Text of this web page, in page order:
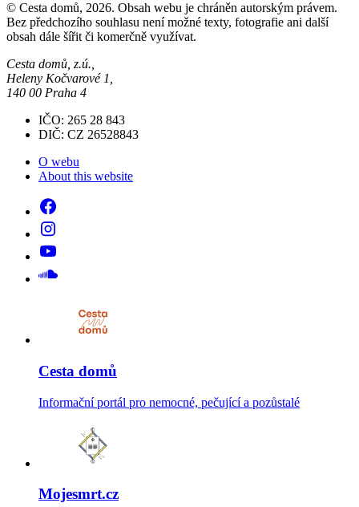
© Cesta domů, 2026. Obsah webu je chráněn autorským právem.
Bez předchozího souhlasu není možné texty, fotografie ani další
obsah dále šířit či komerčně využívat.
Cesta domů, z.ú.,
Heleny Kočvarové 1,
140 00 Praha 4
IČO: 265 28 843
DIČ: CZ 26528843
O webu
About this website
Cesta domů
Informační portál pro nemocné, pečující a pozůstalé
Mojesmrt.cz